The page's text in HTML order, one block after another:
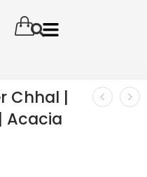
Chhal |
Acacia